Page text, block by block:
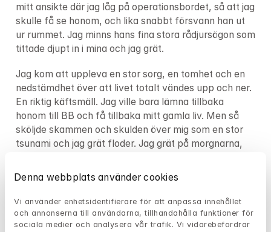
Denna webbplats använder cookies
Vi använder enhetsidentifierare för att anpassa innehållet
och annonserna till användarna, tillhandahålla funktioner för
sociala medier och analysera vår trafik. Vi vidarebefordrar
mitt ansikte där jag låg på operationsbordet, så att jag
skulle få se honom, och lika snabbt försvann han ut
ur rummet. Jag minns hans fina stora rådjursögon som
tittade djupt in i mina och jag grät.
Jag kom att uppleva en stor sorg, en tomhet och en
nedstämdhet över att livet totalt vändes upp och ner.
En riktig käftsmäll. Jag ville bara lämna tillbaka
honom till BB och få tillbaka mitt gamla liv. Men så
sköljde skammen och skulden över mig som en stor
tsunami och jag grät floder. Jag grät på morgnarna,
och jag grät av en helt annan anledning än hans
pappa som mest grät av lycka. Jag minns hur jag
”firade” varje månad han växte som att jag räknade
dagarna tills helvetet skulle ta slut. Jag minns hur
jobbigt det var att träffa andra mammor som verkade